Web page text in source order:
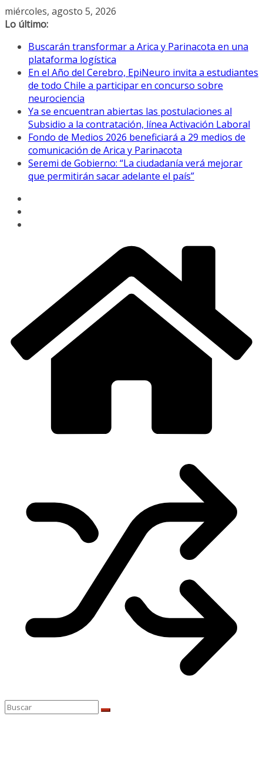
Saltar
al
miércoles, agosto 5, 2026
Lo último:
Buscarán transformar a Arica y Parinacota en una
plataforma logística
En el Año del Cerebro, EpiNeuro invita a estudiantes
de todo Chile a participar en concurso sobre
neurociencia
Ya se encuentran abiertas las postulaciones al
Subsidio a la contratación, línea Activación Laboral
Fondo de Medios 2026 beneficiará a 29 medios de
comunicación de Arica y Parinacota
Seremi de Gobierno: “La ciudadanía verá mejorar
que permitirán sacar adelante el país”